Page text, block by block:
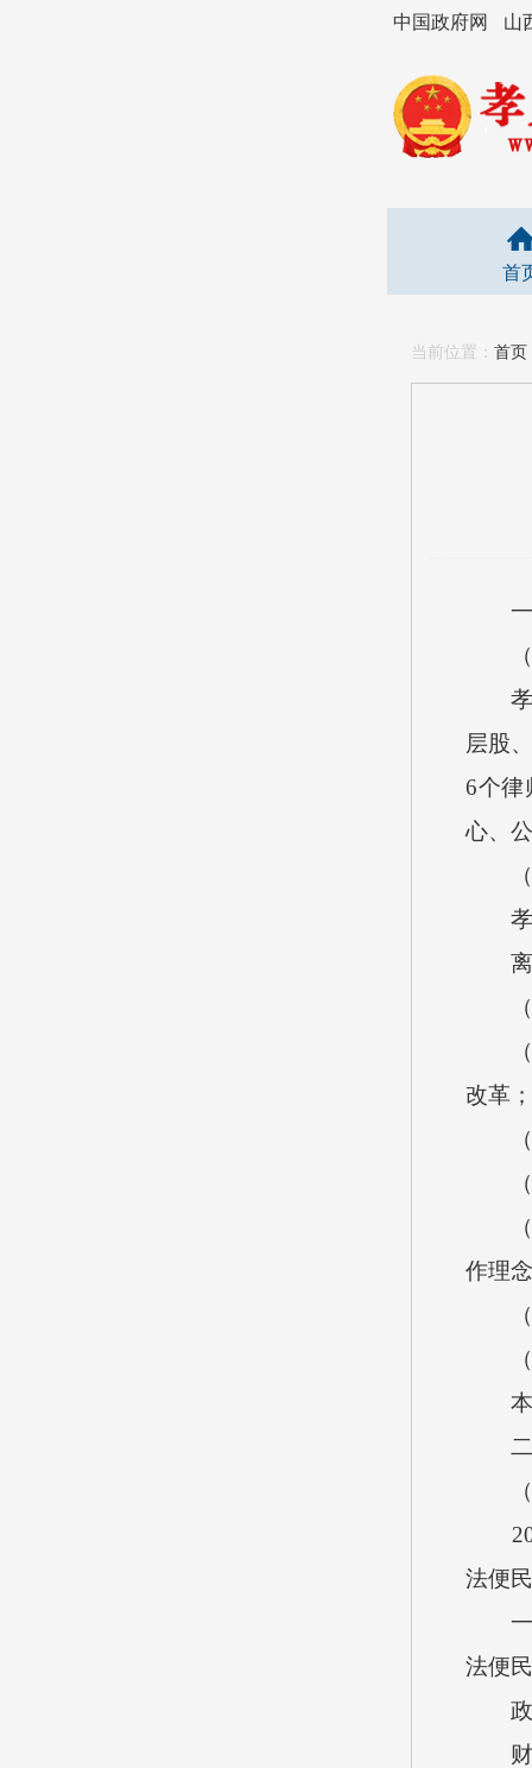
中国政府网 山
首
当前位置： 首页
一
（
孝义
层股
6个律
心、
（
孝义
离退
（
（1
改革
（2
（3
（4
作理
（5
（
本单
二
（
法便
一般
法便
政府
财政